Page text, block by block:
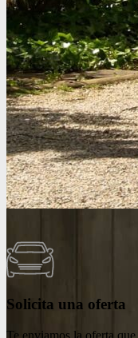
Bienvenido a
En Mazda concebimos la
Creamos modelos en los
artesanal logran la unión
Solicita una oferta